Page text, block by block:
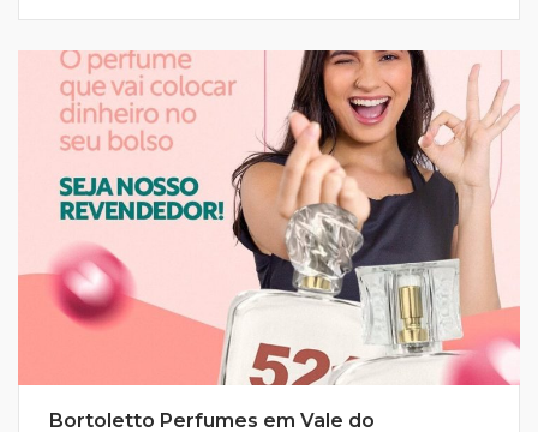
Bortoletto Perfumes em Vale do